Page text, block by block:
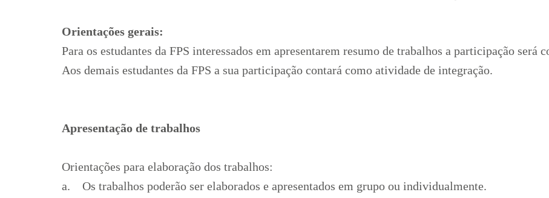
Orientações gerais:
Para os estudantes da FPS interessados em apresentarem resumo de trabalhos a participação será
Aos demais estudantes da FPS a sua participação contará como atividade de integração.
Apresentação de trabalhos
Orientações para elaboração dos trabalhos:
a. Os trabalhos poderão ser elaborados e apresentados em grupo ou individualmente.